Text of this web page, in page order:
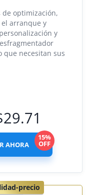
de optimización,
arranque y
y
que necesitan sus
29.71
AHORA
15%
OFF
precio